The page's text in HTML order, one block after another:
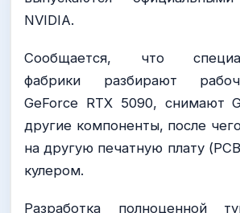
NVIDIA.
Сообщается, что
фабрики разбирают
GeForce RTX 5090, снимают
другие компоненты, после
на другую печатную плату
кулером.
Разработка полноценной